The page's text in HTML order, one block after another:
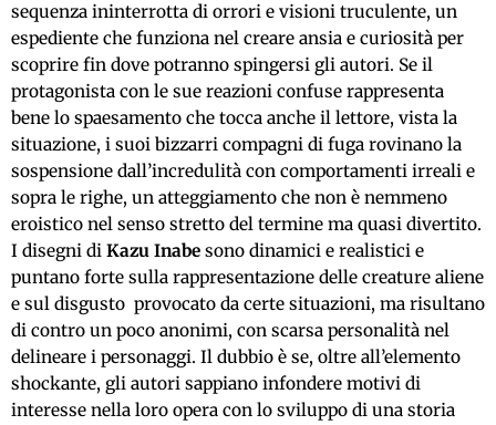
sequenza ininterrotta di orrori e visioni truculente, un
espediente che funziona nel creare ansia e curiosità per
scoprire fin dove potranno spingersi gli autori. Se il
protagonista con le sue reazioni confuse rappresenta
bene lo spaesamento che tocca anche il lettore, vista la
situazione, i suoi bizzarri compagni di fuga rovinano la
sospensione dall’incredulità con comportamenti irreali e
sopra le righe, un atteggiamento che non è nemmeno
eroistico nel senso stretto del termine ma quasi divertito.
I disegni di Kazu Inabe sono dinamici e realistici e
puntano forte sulla rappresentazione delle creature aliene
e sul disgusto provocato da certe situazioni, ma risultano
di contro un poco anonimi, con scarsa personalità nel
delineare i personaggi. Il dubbio è se, oltre all’elemento
shockante, gli autori sappiano infondere motivi di
interesse nella loro opera con lo sviluppo di una storia